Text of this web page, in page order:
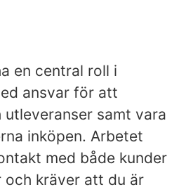
en central roll i
ansvar för att
utleveranser samt vara
inköpen. Arbetet
med både kunder
och kräver att du är